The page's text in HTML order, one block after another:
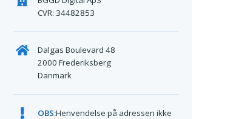
CVR: 34482853
Dalgas Boulevard 48
2000 Frederiksberg
Danmark
OBS:Henvendelse på adressen ikke